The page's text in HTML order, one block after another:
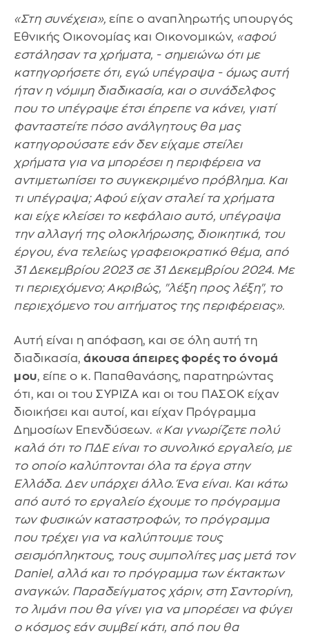
«Στη συνέχεια», είπε ο αναπληρωτής υπουργός
Εθνικής Οικονομίας και Οικονομικών, «αφού
εστάλησαν τα χρήματα, - σημειώνω ότι με
κατηγορήσετε ότι, εγώ υπέγραψα - όμως αυτή
ήταν η νόμιμη διαδικασία, και ο συνάδελφος
που το υπέγραψε έτσι έπρεπε να κάνει, γιατί
φανταστείτε πόσο ανάλγητους θα μας
κατηγορούσατε εάν δεν είχαμε στείλει
χρήματα για να μπορέσει η περιφέρεια να
αντιμετωπίσει το συγκεκριμένο πρόβλημα. Και
τι υπέγραψα; Αφού είχαν σταλεί τα χρήματα
και είχε κλείσει το κεφάλαιο αυτό, υπέγραψα
την αλλαγή της ολοκλήρωσης, διοικητικά, του
έργου, ένα τελείως γραφειοκρατικό θέμα, από
31 Δεκεμβρίου 2023 σε 31 Δεκεμβρίου 2024. Με
τι περιεχόμενο; Ακριβώς, "λέξη προς λέξη", το
περιεχόμενο του αιτήματος της περιφέρειας».
Αυτή είναι η απόφαση, και σε όλη αυτή τη
διαδικασία, άκουσα άπειρες φορές το όνομά
μου, είπε ο κ. Παπαθανάσης, παρατηρώντας
ότι, και οι του ΣΥΡΙΖΑ και οι του ΠΑΣΟΚ είχαν
διοικήσει και αυτοί, και είχαν Πρόγραμμα
Δημοσίων Επενδύσεων. «Και γνωρίζετε πολύ
καλά ότι το ΠΔΕ είναι το συνολικό εργαλείο, με
το οποίο καλύπτονται όλα τα έργα στην
Ελλάδα. Δεν υπάρχει άλλο. Ένα είναι. Και κάτω
από αυτό το εργαλείο έχουμε το πρόγραμμα
των φυσικών καταστροφών, το πρόγραμμα
που τρέχει για να καλύπτουμε τους
σεισμόπληκτους, τους συμπολίτες μας μετά τον
Daniel, αλλά και το πρόγραμμα των έκτακτων
αναγκών. Παραδείγματος χάριν, στη Σαντορίνη,
το λιμάνι που θα γίνει για να μπορέσει να φύγει
ο κόσμος εάν συμβεί κάτι, από που θα